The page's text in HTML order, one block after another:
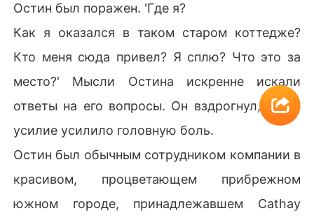
Остин был поражен. 'Где я?
Как я оказался в таком старом коттедже?
Кто меня сюда привел? Я сплю? Что это за
место?' Мысли Остина искренне искали
ответы на его вопросы. Он вздрогнул, когда
усилие усилило головную боль.
Остин был обычным сотрудником компании в
красивом, процветающем прибрежном
южном городе, принадлежавшем Cathay